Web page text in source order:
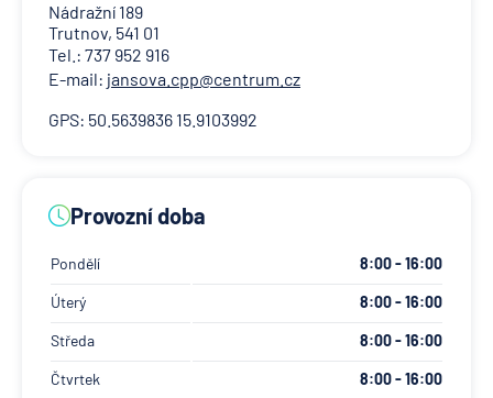
Nádražní 189
Trutnov, 541 01
Tel.: 737 952 916
E-mail: jansova.cpp@centrum.cz
GPS: 50.5639836 15.9103992
Provozní doba
Pondělí 8:00 - 16:00
Úterý 8:00 - 16:00
Středa 8:00 - 16:00
Čtvrtek 8:00 - 16:00